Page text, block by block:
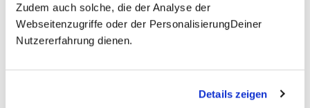
Zudem auch solche, die der Analyse der
Webseitenzugriffe oder der PersonalisierungDeiner
Nutzererfahrung dienen.
Details zeigen
**Halbes Doppelzimmer: Zwei gleichgeschlechtliche
Personen teilen sich die Unterkunft. Wir berechnen (je
nach Reise) bei Buchung entweder den halben, einen
Finden wir eine/n Partner/in, dann erhältst Du den